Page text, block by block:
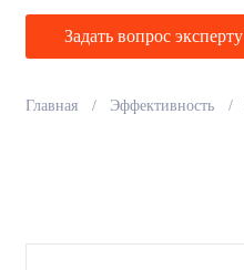
Задать вопрос эксперту
Главная Эффективность